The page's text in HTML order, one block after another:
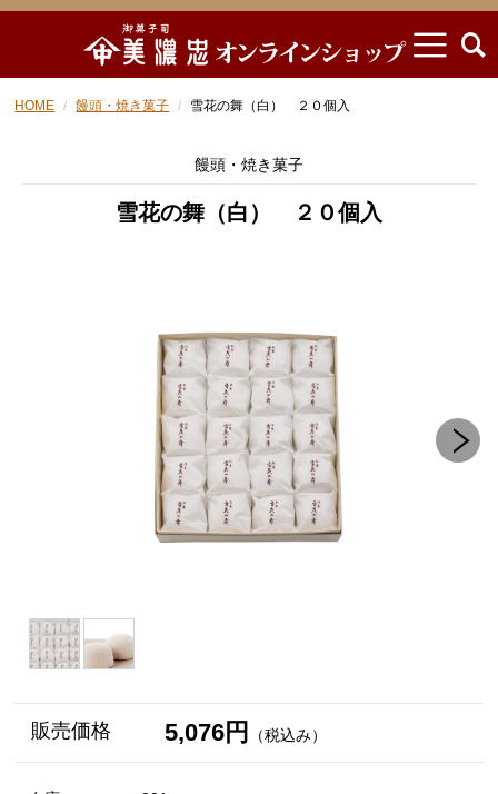
HOME 饅頭・焼き菓子 雪花の舞（白） ２０個入
饅頭・焼き菓子
雪花の舞（白） ２０個入
販売価格 5,076円 （税込み）